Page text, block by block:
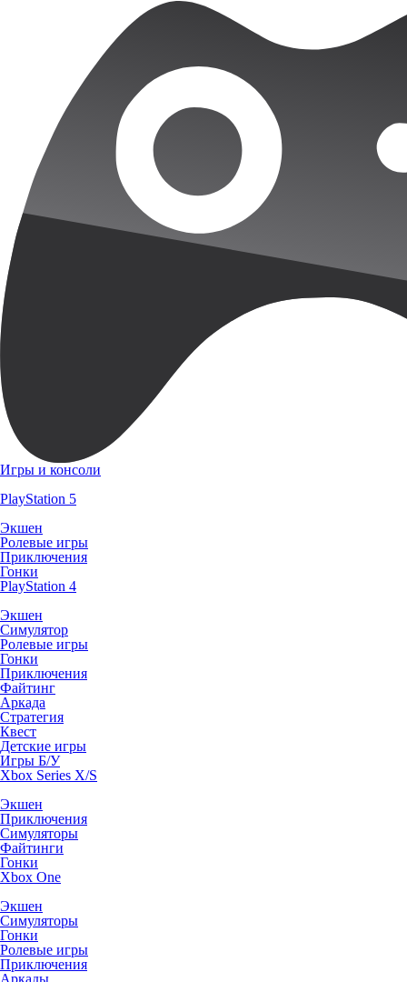
Игры и консоли
PlayStation 5
Экшен
Ролевые игры
Приключения
Гонки
PlayStation 4
Экшен
Симулятор
Ролевые игры
Гонки
Приключения
Файтинг
Аркада
Стратегия
Квест
Детские игры
Игры Б/У
Xbox Series X/S
Экшен
Приключения
Симуляторы
Файтинги
Гонки
Xbox One
Экшен
Симуляторы
Гонки
Ролевые игры
Приключения
Аркады